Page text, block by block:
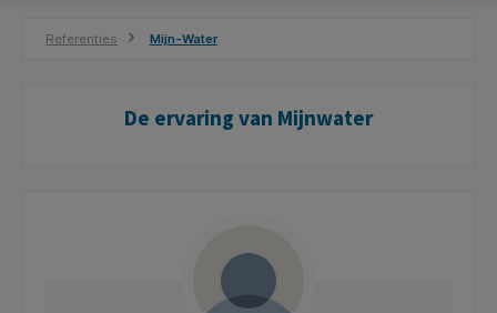
Referenties Mijn-Water
De ervaring van Mijnwater